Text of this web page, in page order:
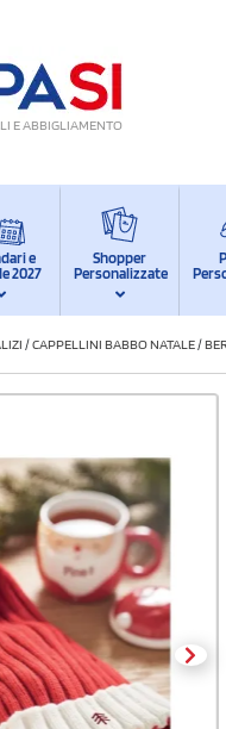
E ABBIGLIAMENTO
e
2027
Shopper
Personalizzate
/CAPPELLINI BABBO NATALE/